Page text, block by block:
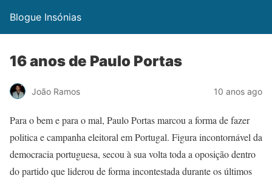
Blogue Insónias
16 anos de Paulo Portas
João Ramos 10 anos ago
Para o bem e para o mal, Paulo Portas marcou a forma de fazer
politica e campanha eleitoral em Portugal. Figura incontornável da
democracia portuguesa, secou à sua volta toda a oposição dentro
do partido que liderou de forma incontestada durante os últimos